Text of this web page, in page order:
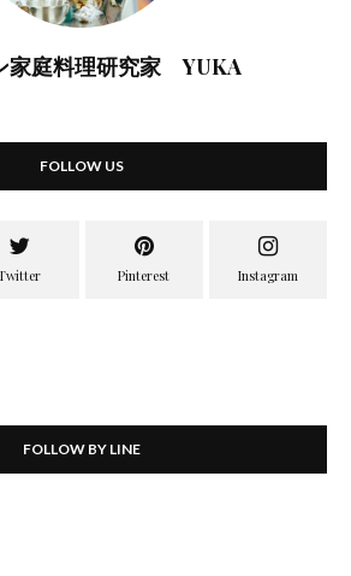
家庭料理研究家 YUKA
FOLLOW US
FOLLOW BY LINE